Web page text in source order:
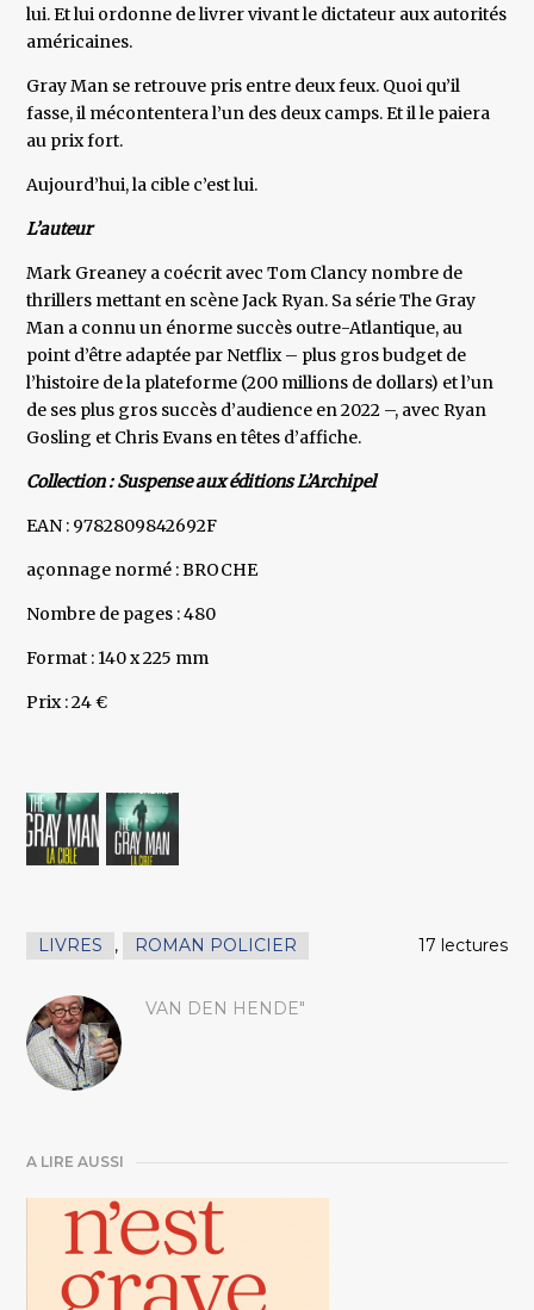
lui. Et lui ordonne de livrer vivant le dictateur aux autorités
américaines.
Gray Man se retrouve pris entre deux feux. Quoi qu’il
fasse, il mécontentera l’un des deux camps. Et il le paiera
au prix fort.
Aujourd’hui, la cible c’est lui.
L’auteur
Mark Greaney a coécrit avec Tom Clancy nombre de
thrillers mettant en scène Jack Ryan. Sa série The Gray
Man a connu un énorme succès outre-Atlantique, au
point d’être adaptée par Netflix – plus gros budget de
l’histoire de la plateforme (200 millions de dollars) et l’un
de ses plus gros succès d’audience en 2022 –, avec Ryan
Gosling et Chris Evans en têtes d’affiche.
Collection : Suspense aux éditions L’Archipel
EAN : 9782809842692F
açonnage normé : BROCHE
Nombre de pages : 480
Format : 140 x 225 mm
Prix : 24 €
LIVRES , ROMAN POLICIER 17 lectures
VAN DEN HENDE"
A LIRE AUSSI